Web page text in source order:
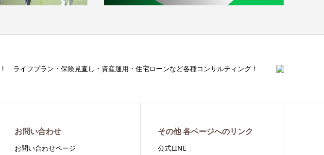
ライフプラン・保険見直し・資産運用・住宅ローンなど各種コンサルティング！
お問い合わせ
お問い合わせページ
その他 各ページへのリンク
公式LINE